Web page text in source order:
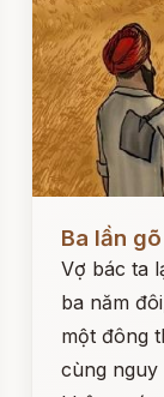
Đọc ngay
Ba lần
Vợ bác ta
ba năm
một đông
cùng nguy